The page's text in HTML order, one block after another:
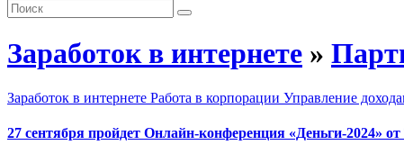
Заработок в интернете »
Заработок в интернете Работа в корпорации Управление
27 сентября пройдет Онлайн-конференция «Деньги-2024»